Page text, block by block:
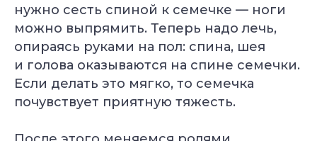
нужно сесть спиной к семечке — ноги
можно выпрямить. Теперь надо лечь,
опираясь руками на пол: спина, шея
и голова оказываются на спине семечки.
Если делать это мягко, то семечка
почувствует приятную тяжесть.